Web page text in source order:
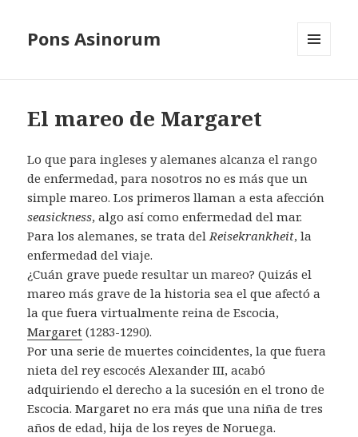
Pons Asinorum
El mareo de Margaret
Lo que para ingleses y alemanes alcanza el rango
de enfermedad, para nosotros no es más que un
simple mareo. Los primeros llaman a esta afección
seasickness, algo así como enfermedad del mar.
Para los alemanes, se trata delReisekrankheit, la
enfermedad del viaje.
¿Cuán grave puede resultar un mareo? Quizás el
mareo más grave de la historia sea el que afectó a
la que fuera virtualmente reina de Escocia,
Margaret (1283-1290).
Por una serie de muertes coincidentes, la que fuera
nieta del rey escocés Alexander III, acabó
adquiriendo el derecho a la sucesión en el trono de
Escocia. Margaret no era más que una niña de tres
años de edad, hija de los reyes de Noruega.